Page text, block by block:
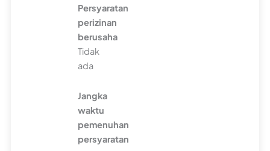
Persyaratan
perizinan
berusaha
Tidak
ada
Jangka
waktu
pemenuhan
persyaratan